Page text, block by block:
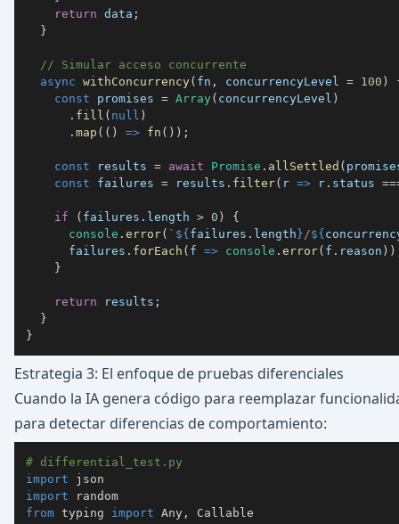
return data ;
}
// Simular acceso concurrente
async withConcurrency( fn , concurrencyLevel = 100 )
const promises = Array ( concurrencyLevel )
. fill ( null )
. map ( ( ) => fn ( ) ) ;
const results = await Promise . allSettled (
const failures = results . filter( r => r . status
if ( failures . length > 0 )
{
console . error( ` ${failures . length} /${
      failures
. forEach ( f => console . error( f . reason ) )
}
return results ;
}
}
Estrategia 3: El enfoque de pruebas diferenciales
Cuando la IA genera código para reemplazar
para detectar diferencias de comportamiento:
# differential_test.py
import
import
from typing import Any ,